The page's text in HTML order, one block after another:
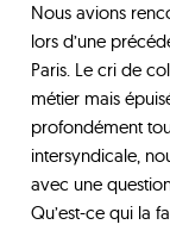
Nous avions
lors d’une
Paris. Le cri de
métier mais
profondément
intersyndicale,
avec une
Qu’est-ce qui la